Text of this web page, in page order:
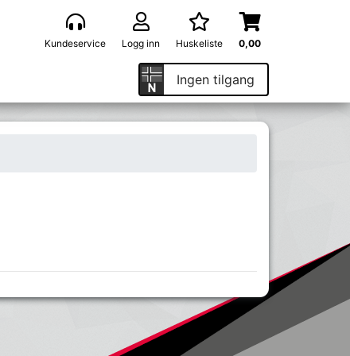
Kundeservice Logg inn Huskeliste 0,00
Ingen tilgang